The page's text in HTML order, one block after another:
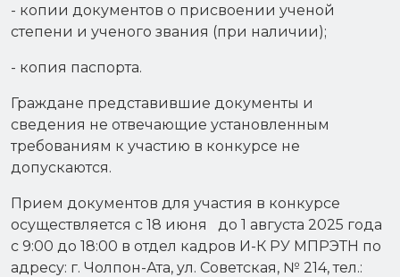
- копии документов о присвоении ученой
степени и ученого звания (при наличии);
- копия паспорта.
Граждане представившие документы и
сведения не отвечающие установленным
требованиям к участию в конкурсе не
допускаются.
Прием документов для участия в конкурсе
осуществляется с 18 июня до 1 августа 2025 года
с 9:00 до 18:00 в отдел кадров И-К РУ МПРЭТН по
адресу: г. Чолпон-Ата, ул. Советская, № 214, тел.: